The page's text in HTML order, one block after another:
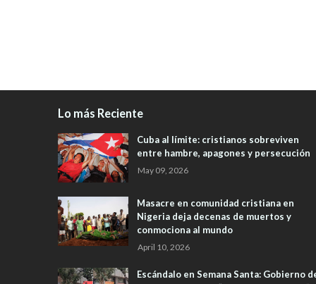
Lo más Reciente
Cuba al límite: cristianos sobreviven
entre hambre, apagones y persecución
May 09, 2026
Masacre en comunidad cristiana en
Nigeria deja decenas de muertos y
conmociona al mundo
April 10, 2026
Escándalo en Semana Santa: Gobierno